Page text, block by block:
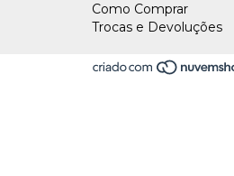
Como Comprar
Trocas e Devoluções